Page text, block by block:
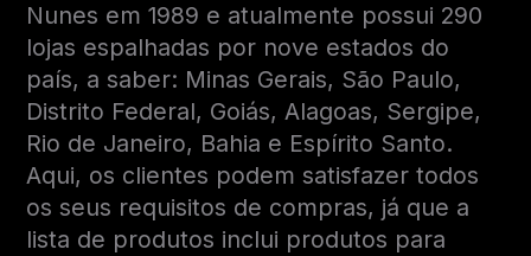
Nunes em 1989 e atualmente possui 290
lojas espalhadas por nove estados do
país, a saber: Minas Gerais, São Paulo,
Distrito Federal, Goiás, Alagoas, Sergipe,
Rio de Janeiro, Bahia e Espírito Santo.
Aqui, os clientes podem satisfazer todos
os seus requisitos de compras, já que a
lista de produtos inclui produtos para